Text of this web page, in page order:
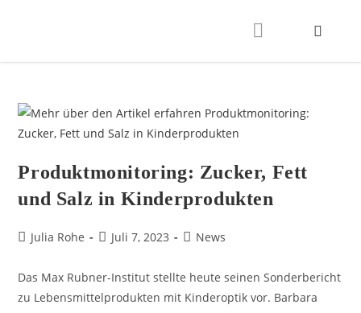
Produktmonitoring: Zucker, Fett
und Salz in Kinderprodukten
Julia Rohe Juli 7, 2023 News
Das Max Rubner-Institut stellte heute seinen Sonderbericht
zu Lebensmittelprodukten mit Kinderoptik vor. Barbara